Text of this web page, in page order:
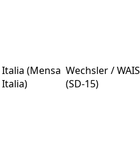
Italia (Mensa
Italia)
Wechsler / WAIS
(SD-15)